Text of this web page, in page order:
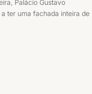
Palácio Gustavo
ter uma fachada inteira de